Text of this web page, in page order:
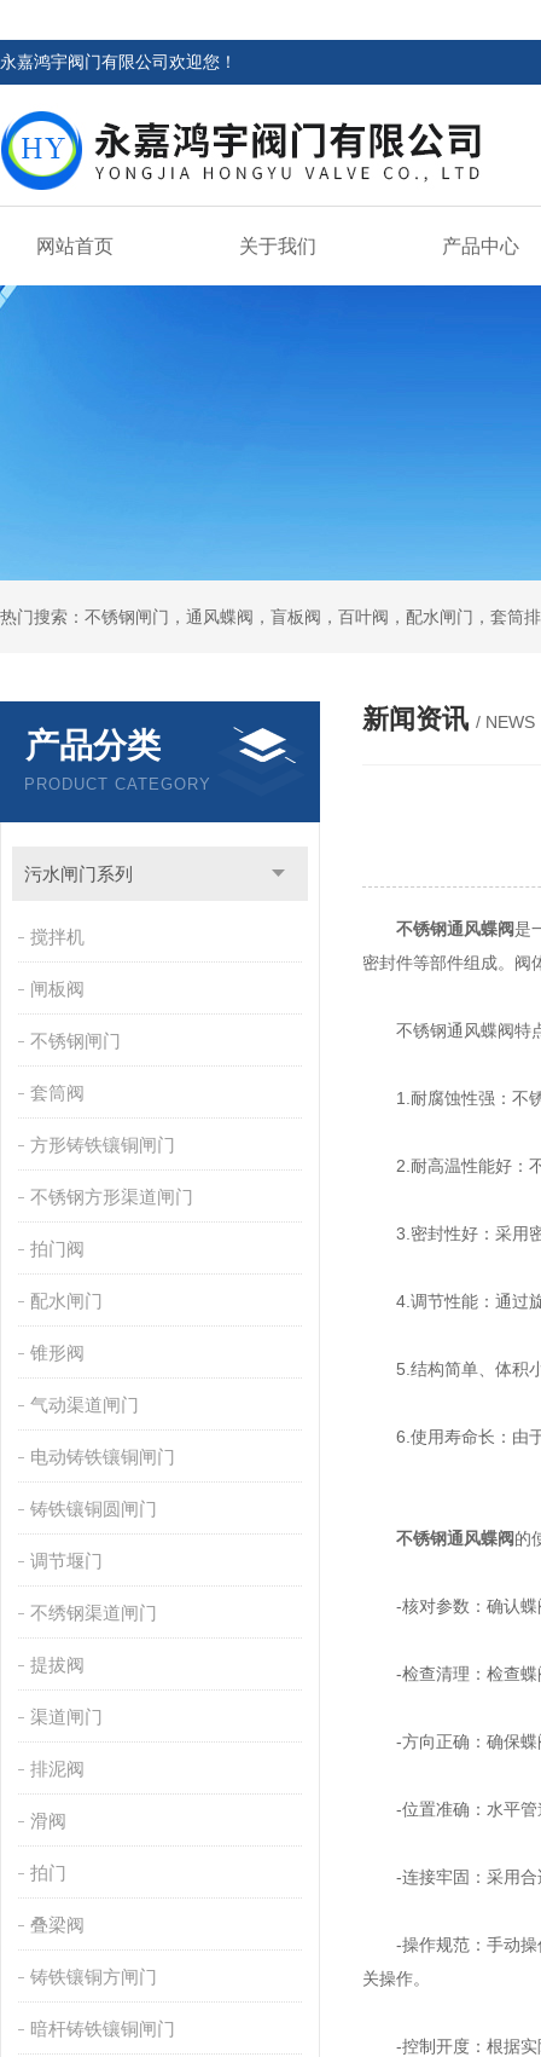
永嘉鸿宇阀门有限公司欢迎您！
网站首页 关于我们 产品中心
热门搜索：不锈钢闸门，通风蝶阀，盲板阀，百叶阀，配水闸门，套筒
产品分类
PRODUCT CATEGORY
污水闸门系列
搅拌机
闸板阀
不锈钢闸门
套筒阀
方形铸铁镶铜闸门
不锈钢方形渠道闸门
拍门阀
配水闸门
锥形阀
气动渠道闸门
电动铸铁镶铜闸门
铸铁镶铜圆闸门
调节堰门
不绣钢渠道闸门
提拔阀
渠道闸门
排泥阀
滑阀
拍门
叠梁阀
铸铁镶铜方闸门
暗杆铸铁镶铜闸门
新闻资讯 / NEWS
不锈钢通风蝶阀是
密封件等部件组成。阀
不锈钢通风蝶阀特
1.耐腐蚀性强：不锈
2.耐高温性能好：不
3.密封性好：采用密
4.调节性能：通过旋
5.结构简单、体积小
6.使用寿命长：由于
不锈钢通风蝶阀的
-核对参数：确认蝶
-检查清理：检查蝶阀
-方向正确：确保蝶
-位置准确：水平管道
-连接牢固：采用合适
-操作规范：手动操作
关操作。
-控制开度：根据实际